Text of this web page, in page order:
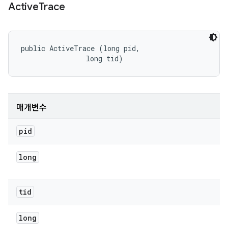
ActiveTrace
public ActiveTrace (long pid,
                long tid)
매개변수
pid
long
tid
long